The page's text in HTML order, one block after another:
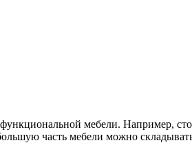
мебели. Например,
часть мебели можно